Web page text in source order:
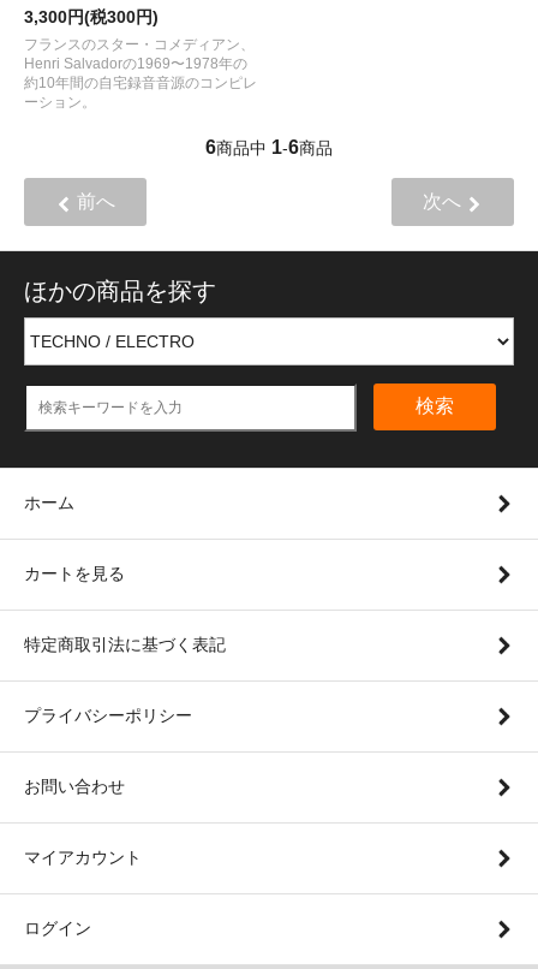
3,300円(税300円)
フランスのスター・コメディアン、
Henri Salvadorの1969〜1978年の
約10年間の自宅録音音源のコンピレ
ーション。
6商品中 1-6商品
前へ 次へ
ほかの商品を探す
検索
ホーム
カートを見る
特定商取引法に基づく表記
プライバシーポリシー
お問い合わせ
マイアカウント
ログイン